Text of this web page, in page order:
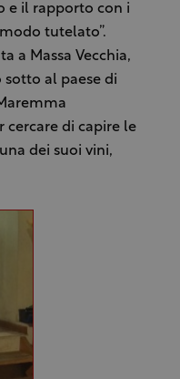
e il rapporto con i
tutelato”.
a Massa Vecchia,
al paese di
cercare di capire le
dei suoi vini,